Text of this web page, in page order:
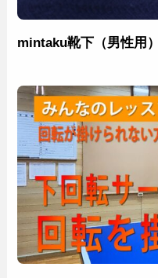
mintaku靴下（男性用）